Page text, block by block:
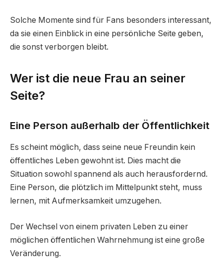
Solche Momente sind für Fans besonders interessant,
da sie einen Einblick in eine persönliche Seite geben,
die sonst verborgen bleibt.
Wer ist die neue Frau an seiner
Seite?
Eine Person außerhalb der Öffentlichkeit
Es scheint möglich, dass seine neue Freundin kein
öffentliches Leben gewohnt ist. Dies macht die
Situation sowohl spannend als auch herausfordernd.
Eine Person, die plötzlich im Mittelpunkt steht, muss
lernen, mit Aufmerksamkeit umzugehen.
Der Wechsel von einem privaten Leben zu einer
möglichen öffentlichen Wahrnehmung ist eine große
Veränderung.